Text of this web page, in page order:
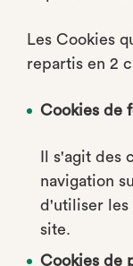
Les Cookies
repartis en 2
Cookies de
Il s'agit des
navigation
d'utiliser les
site.
Cookies de